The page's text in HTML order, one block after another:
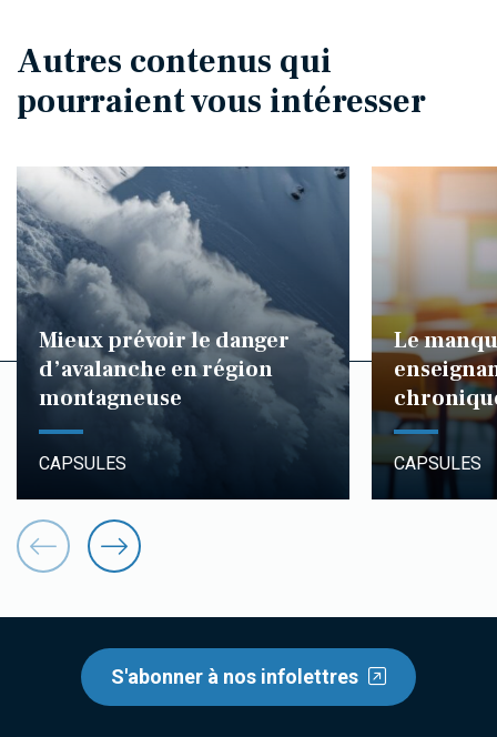
Autres contenus qui
pourraient vous intéresser
Mieux prévoir le danger
d’avalanche en région
montagneuse
CAPSULES
Le
CAPSULES
S'abonner à nos infolettres